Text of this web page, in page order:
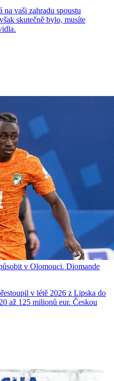
vaši zahradu spoustu
skutečně bylo, musíte
v Olomouci. Diomande
v létě 2026 z Lipska do
až 125 milionů eur. Českou